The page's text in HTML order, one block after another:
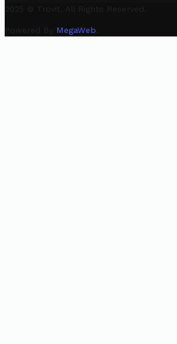
2025 © Trovit. All Rights Reserved.
Powered By MegaWeb